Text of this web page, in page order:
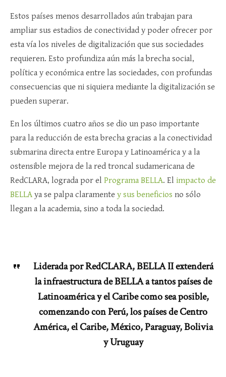
Estos países menos desarrollados aún trabajan para
ampliar sus estadios de conectividad y poder ofrecer por
esta vía los niveles de digitalización que sus sociedades
requieren. Esto profundiza aún más la brecha social,
política y económica entre las sociedades, con profundas
consecuencias que ni siquiera mediante la digitalización se
pueden superar.
En los últimos cuatro años se dio un paso importante
para la reducción de esta brecha gracias a la conectividad
submarina directa entre Europa y Latinoamérica y a la
ostensible mejora de la red troncal sudamericana de
RedCLARA, lograda por el Programa BELLA. El impacto de
BELLA ya se palpa claramente y sus beneficios no sólo
llegan a la academia, sino a toda la sociedad.
Liderada por RedCLARA, BELLA II extenderá
la infraestructura de BELLA a tantos países de
Latinoamérica y el Caribe como sea posible,
comenzando con Perú, los países de Centro
América, el Caribe, México, Paraguay, Bolivia
y Uruguay